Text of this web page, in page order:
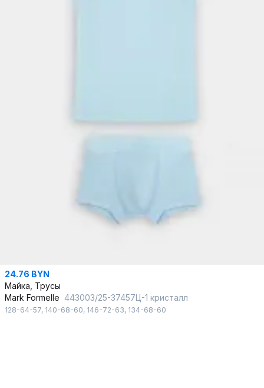
24.76 BYN
Майка, Трусы
Mark Formelle 443003/25-37457Ц-1 кристалл
128-64-57, 140-68-60, 146-72-63, 134-68-60